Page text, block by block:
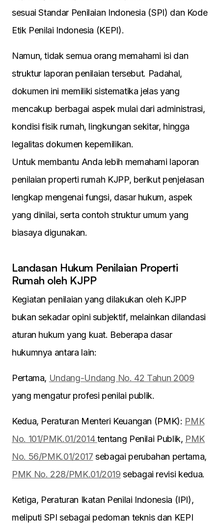
sesuai Standar Penilaian Indonesia (SPI) dan Kode
Etik Penilai Indonesia (KEPI).
Namun, tidak semua orang memahami isi dan
struktur laporan penilaian tersebut. Padahal,
dokumen ini memiliki sistematika jelas yang
mencakup berbagai aspek mulai dari administrasi,
kondisi fisik rumah, lingkungan sekitar, hingga
legalitas dokumen kepemilikan.
Untuk membantu Anda lebih memahami laporan
penilaian properti rumah KJPP, berikut penjelasan
lengkap mengenai fungsi, dasar hukum, aspek
yang dinilai, serta contoh struktur umum yang
biasaya digunakan.
Landasan Hukum Penilaian Properti
Rumah oleh KJPP
Kegiatan penilaian yang dilakukan oleh KJPP
bukan sekadar opini subjektif, melainkan dilandasi
aturan hukum yang kuat. Beberapa dasar
hukumnya antara lain:
Pertama, Undang-Undang No. 42 Tahun 2009
yang mengatur profesi penilai publik.
Kedua, Peraturan Menteri Keuangan (PMK): PMK
No. 101/PMK.01/2014tentang Penilai Publik, PMK
No. 56/PMK.01/2017 sebagai perubahan pertama,
PMK No. 228/PMK.01/2019 sebagai revisi kedua.
Ketiga, Peraturan Ikatan Penilai Indonesia (IPI),
meliputi SPI sebagai pedoman teknis dan KEPI